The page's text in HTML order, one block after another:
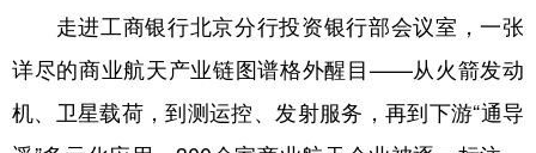
走进工商银行北京分行投资银行部会议室，一张
详尽的商业航天产业链图谱格外醒目——从火箭发动
机、卫星载荷，到测运控、发射服务，再到下游“通导